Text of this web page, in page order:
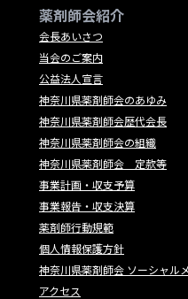
薬剤師会紹介
会長あいさつ
当会のご案内
公益法人宣言
神奈川県薬剤師会のあゆみ
神奈川県薬剤師会歴代会長
神奈川県薬剤師会の組織
神奈川県薬剤師会 定款等
事業計画・収支予算
事業報告・収支決算
薬剤師行動規範
個人情報保護方針
神奈川県薬剤師会 ソーシャル
アクセス